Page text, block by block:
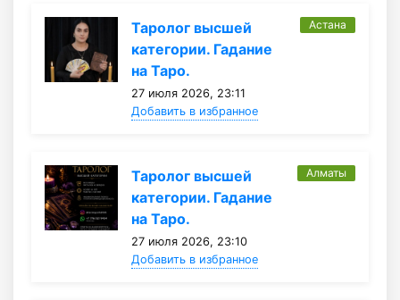
Таролог высшей
категории. Гадание
на Таро.
27 июля 2026, 23:11
Добавить в избранное
Астана
Таролог высшей
категории. Гадание
на Таро.
27 июля 2026, 23:10
Добавить в избранное
Алматы